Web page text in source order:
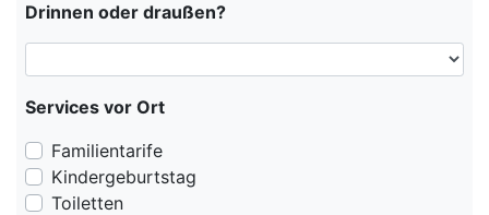
Drinnen oder draußen?
Services vor Ort
Familientarife
Kindergeburtstag
Toiletten